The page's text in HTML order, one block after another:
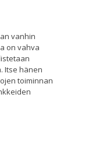
vanhin
on vahva
tetaan
. Itse hänen
toiminnan